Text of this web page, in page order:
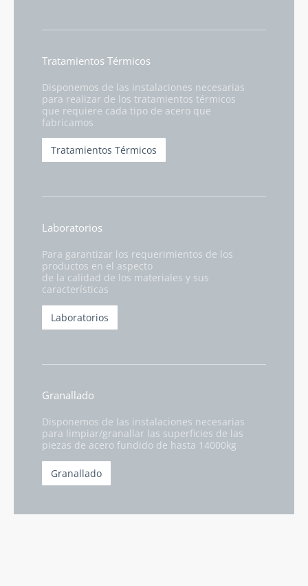
Tratamientos Térmicos
Disponemos de las instalaciones necesarias
para realizar de los tratamientos térmicos
que requiere cada tipo de acero que
fabricamos
Tratamientos Térmicos
Laboratorios
Para garantizar los requerimientos de los
productos en el aspecto
de la calidad de los materiales y sus
características
Laboratorios
Granallado
Disponemos de las instalaciones necesarias
para limpiar/granallar las superficies de las
piezas de acero fundido de hasta 14000kg
Granallado